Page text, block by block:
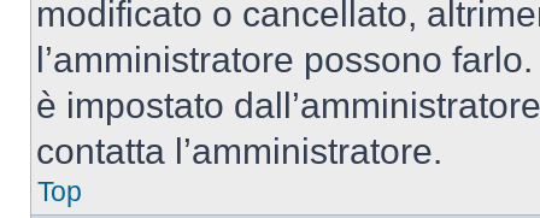
modificato o cancellato,
l’amministratore possono
è impostato
contatta l’amministratore.
Top